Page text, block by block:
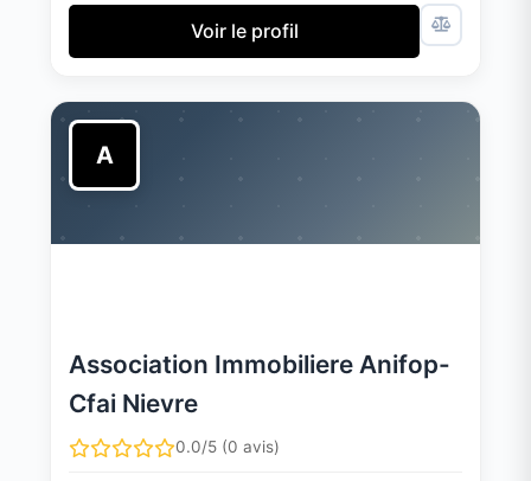
Voir le profil
A
Association Immobiliere Anifop-
Cfai Nievre
0.0/5 (0 avis)